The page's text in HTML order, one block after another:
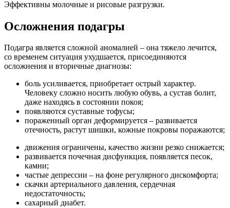
Эффективны молочные и рисовые разгрузки.
Осложнения подагры
Подагра является сложной аномалией – она тяжело лечится,
со временем ситуация ухудшается, присоединяются
осложнения и вторичные диагнозы:
боль усиливается, приобретает острый характер.
Человеку сложно носить любую обувь, а сустав болит,
даже находясь в состоянии покоя;
появляются суставные тофусы;
пораженный орган деформируется – развивается
отечность, растут шишки, кожные покровы поражаются;
движения ограничены, качество жизни резко снижается;
развивается почечная дисфункция, появляется песок,
камни;
частые депрессии – на фоне регулярного дискомфорта;
скачки артериального давления, сердечная
недостаточность;
сахарный диабет.